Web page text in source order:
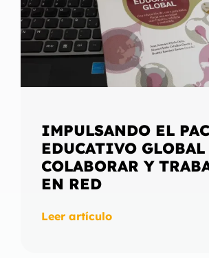
IMPULSANDO EL
EDUCATIVO GLOBAL
COLABORAR Y
EN RED
Leer artículo